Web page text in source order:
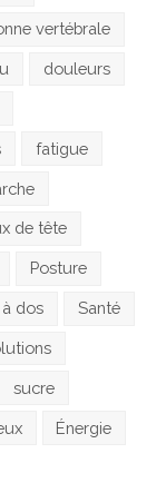
vertébrale
douleurs
fatigue
de tête
Posture
dos Santé
sucre
Énergie